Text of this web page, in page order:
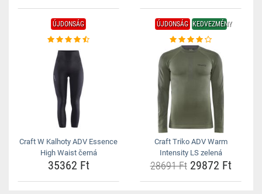
ÚJDONSÁG
Craft W Kalhoty ADV Essence
High Waist černá
35362 Ft
ÚJDONSÁG KEDVEZMÉNY
Craft Triko ADV Warm
Intensity LS zelená
28691 Ft29872 Ft